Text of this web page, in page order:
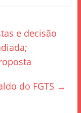
e decisão
do FGTS →